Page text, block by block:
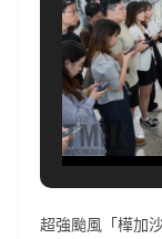
超強颱風「樺加